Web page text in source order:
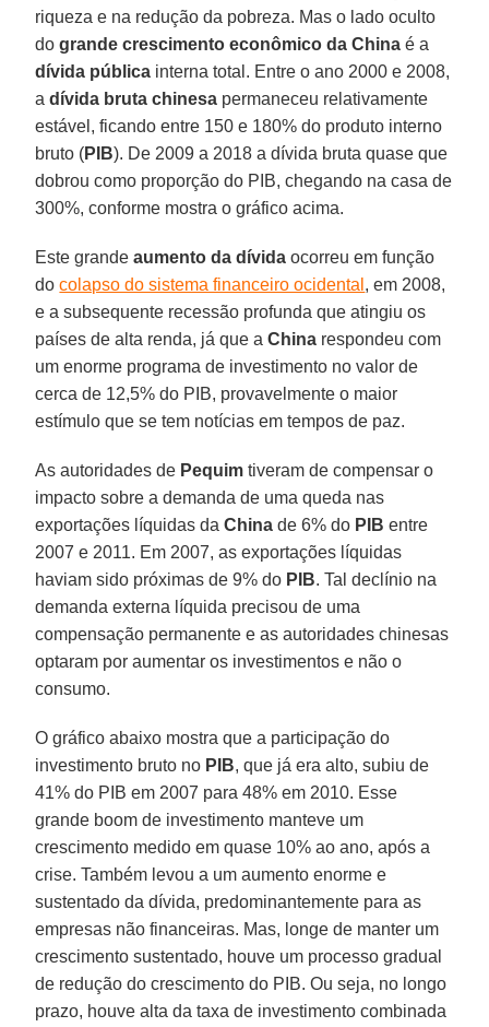
riqueza e na redução da pobreza. Mas o lado oculto
do grande crescimento econômico da China é a
dívida pública interna total. Entre o ano 2000 e 2008,
a dívida bruta chinesa permaneceu relativamente
estável, ficando entre 150 e 180% do produto interno
bruto (PIB). De 2009 a 2018 a dívida bruta quase que
dobrou como proporção do PIB, chegando na casa de
300%, conforme mostra o gráfico acima.
Este grandeaumento da dívida ocorreu em função
docolapso do sistema financeiro ocidental , em 2008,
e a subsequente recessão profunda que atingiu os
países de alta renda, já que aChina respondeu com
um enorme programa de investimento no valor de
cerca de 12,5% do PIB, provavelmente o maior
estímulo que se tem notícias em tempos de paz.
As autoridades de Pequim tiveram de compensar o
impacto sobre a demanda de uma queda nas
exportações líquidas daChina de 6% do PIB entre
2007 e 2011. Em 2007, as exportações líquidas
haviam sido próximas de 9% do PIB. Tal declínio na
demanda externa líquida precisou de uma
compensação permanente e as autoridades chinesas
optaram por aumentar os investimentos e não o
consumo.
O gráfico abaixo mostra que a participação do
investimento bruto no PIB, que já era alto, subiu de
41% do PIB em 2007 para 48% em 2010. Esse
grande boom de investimento manteve um
crescimento medido em quase 10% ao ano, após a
crise. Também levou a um aumento enorme e
sustentado da dívida, predominantemente para as
empresas não financeiras. Mas, longe de manter um
crescimento sustentado, houve um processo gradual
de redução do crescimento do PIB. Ou seja, no longo
prazo, houve alta da taxa de investimento combinada